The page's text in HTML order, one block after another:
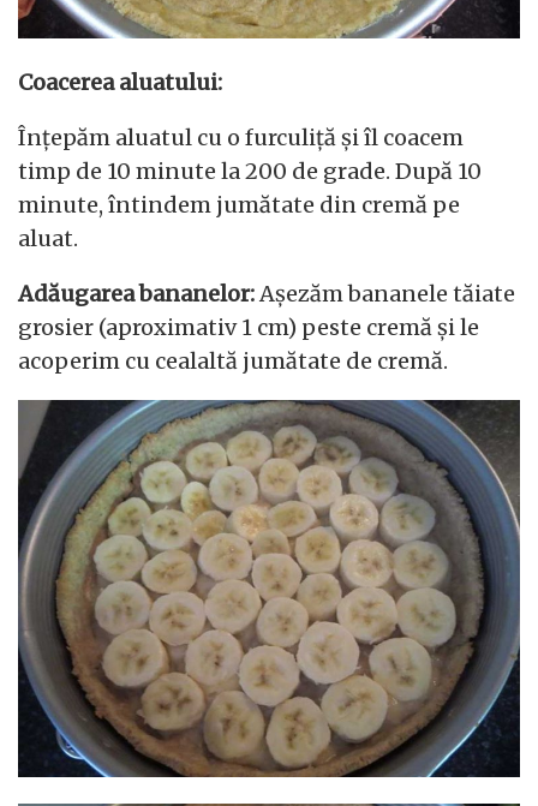
Coacerea aluatului:
Înțepăm aluatul cu o furculiță și îl coacem
timp de 10 minute la 200 de grade. După 10
minute, întindem jumătate din cremă pe
aluat.
Adăugarea bananelor:Așezăm bananele tăiate
grosier (aproximativ 1 cm) peste cremă și le
acoperim cu cealaltă jumătate de cremă.